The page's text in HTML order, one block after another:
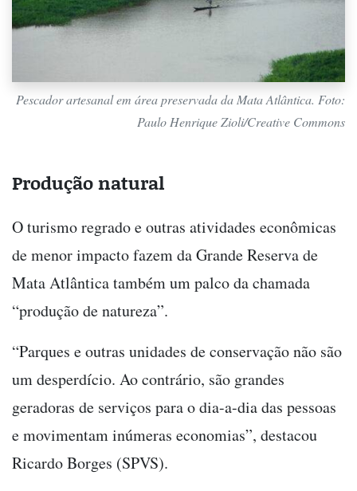
Pescador artesanal em área preservada da Mata Atlântica. Foto:
Paulo Henrique Zioli/Creative Commons
Produção natural
O turismo regrado e outras atividades econômicas
de menor impacto fazem da Grande Reserva de
Mata Atlântica também um palco da chamada
“produção de natureza”.
“Parques e outras unidades de conservação não são
um desperdício. Ao contrário, são grandes
geradoras de serviços para o dia-a-dia das pessoas
e movimentam inúmeras economias”, destacou
Ricardo Borges (SPVS).